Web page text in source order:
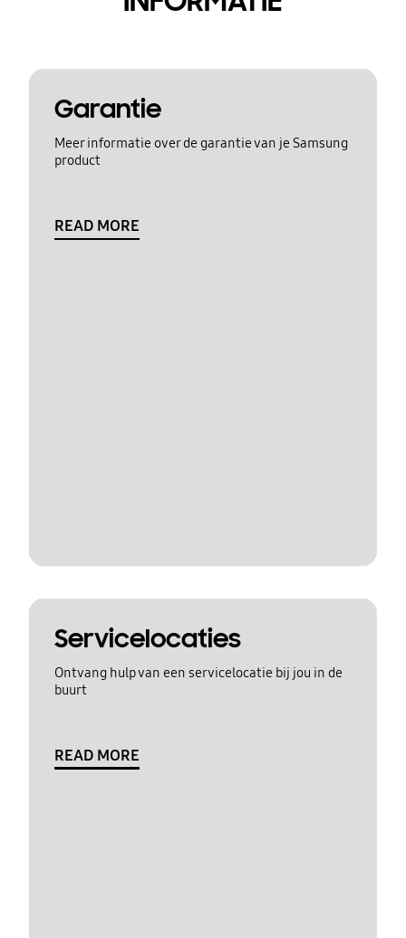
Garantie
Meer informatie over de garantie van je Samsung
product
READ MORE
Servicelocaties
Ontvang hulp van een servicelocatie bij jou in de
buurt
READ MORE